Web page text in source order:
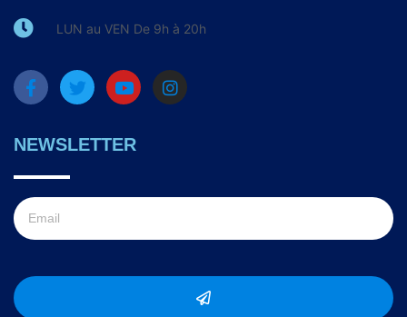
LUN au VEN De 9h à 20h
NEWSLETTER